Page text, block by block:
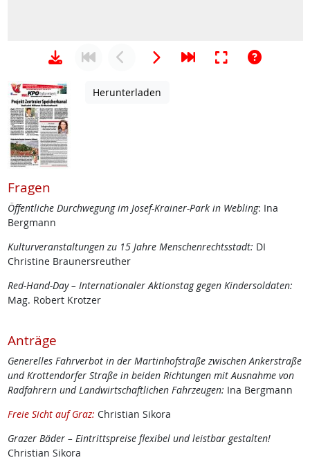
Herunterladen
Fragen
Öffentliche Durchwegung im Josef-Krainer-Park in Webling: Ina
Bergmann
Kulturveranstaltungen zu 15 Jahre Menschenrechtsstadt: DI
Christine Braunersreuther
Red-Hand-Day – Internationaler Aktionstag gegen Kindersoldaten:
Mag. Robert Krotzer
Anträge
Generelles Fahrverbot in der Martinhofstraße zwischen Ankerstraße
und Krottendorfer Straße in beiden Richtungen mit Ausnahme von
Radfahrern und Landwirtschaftlichen Fahrzeugen: Ina Bergmann
Freie Sicht auf Graz: Christian Sikora
Grazer Bäder – Eintrittspreise flexibel und leistbar gestalten!
Christian Sikora